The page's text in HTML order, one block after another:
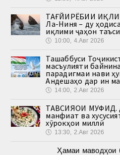
ТАҒЙИРЁБИИ
Ла-Ниня – ду
иқлими ҷаҳон
🕔 10:00, 4.Авг 2026
Ташаббуси
масъулияти
парадигмаи нави
Андешаҳо дар ин
🕔 14:00, 2.Авг 2026
ТАВСИЯҲОИ МУФИД.
манфиат ва
хӯрокҳои миллӣ
🕔 13:30, 2.Авг 2026
Ҳамаи маводҳои